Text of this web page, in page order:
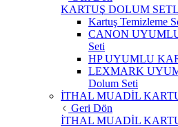
KARTUŞ DOLUM
Kartuş Temizleme
CANON
Seti
HP UYUMLU
LEXMARK
Dolum Seti
İTHAL MUADİL
Geri Dön
İTHAL MUADİL